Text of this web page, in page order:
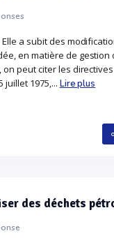
a subit des
en matière de gestion
peut citer les directives
1975,... Lire plus
des déchets